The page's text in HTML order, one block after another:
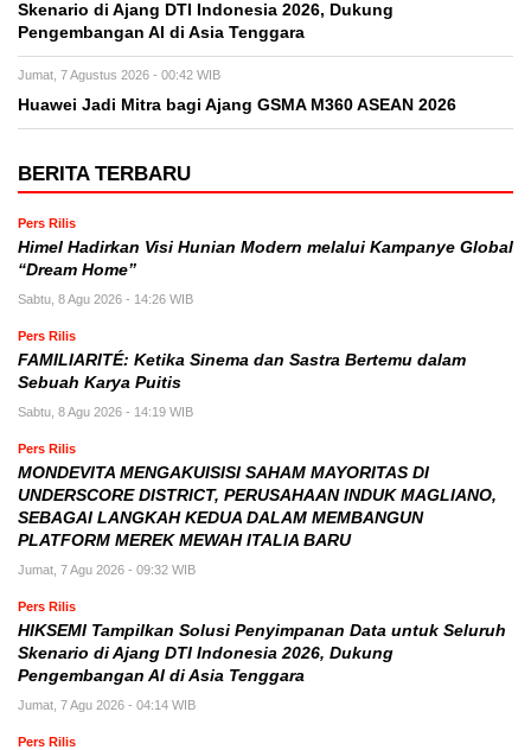
Skenario di Ajang DTI Indonesia 2026, Dukung
Pengembangan AI di Asia Tenggara
Jumat, 7 Agustus 2026 - 00:42 WIB
Huawei Jadi Mitra bagi Ajang GSMA M360 ASEAN 2026
BERITA TERBARU
Pers Rilis
Himel Hadirkan Visi Hunian Modern melalui Kampanye Global
“Dream Home”
Sabtu, 8 Agu 2026 - 14:26 WIB
Pers Rilis
FAMILIARITÉ: Ketika Sinema dan Sastra Bertemu dalam
Sebuah Karya Puitis
Sabtu, 8 Agu 2026 - 14:19 WIB
Pers Rilis
MONDEVITA MENGAKUISISI SAHAM MAYORITAS DI
UNDERSCORE DISTRICT, PERUSAHAAN INDUK MAGLIANO,
SEBAGAI LANGKAH KEDUA DALAM MEMBANGUN
PLATFORM MEREK MEWAH ITALIA BARU
Jumat, 7 Agu 2026 - 09:32 WIB
Pers Rilis
HIKSEMI Tampilkan Solusi Penyimpanan Data untuk Seluruh
Skenario di Ajang DTI Indonesia 2026, Dukung
Pengembangan AI di Asia Tenggara
Jumat, 7 Agu 2026 - 04:14 WIB
Pers Rilis